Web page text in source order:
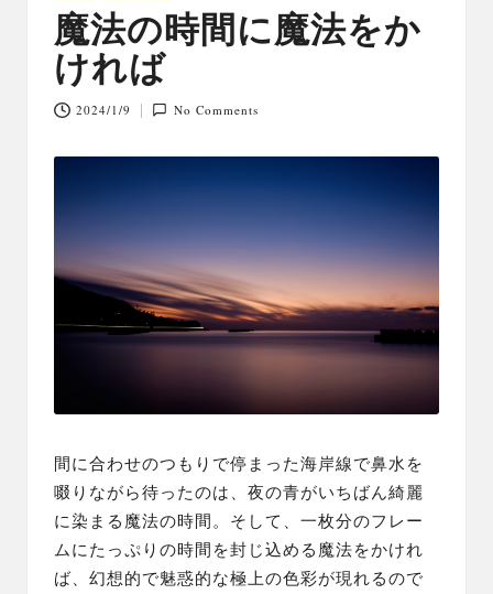
魔法の時間に魔法をか
ければ
2024/1/9 No Comments
間に合わせのつもりで停まった海岸線で鼻水を
啜りながら待ったのは、夜の青がいちばん綺麗
に染まる魔法の時間。そして、一枚分のフレー
ムにたっぷりの時間を封じ込める魔法をかけれ
ば、幻想的で魅惑的な極上の色彩が現れるので